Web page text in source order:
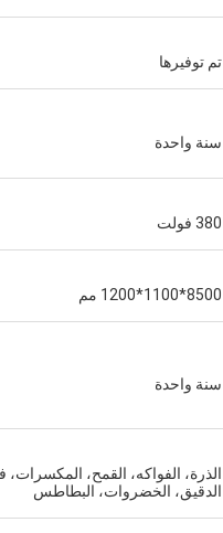
تم توفيرها
سنة واحدة
380 فولت
8500*1100*1200 مم
سنة واحدة
الذرة، الفواكه، القمح، المكسرات،
الدقيق، الخضروات، البطاطس